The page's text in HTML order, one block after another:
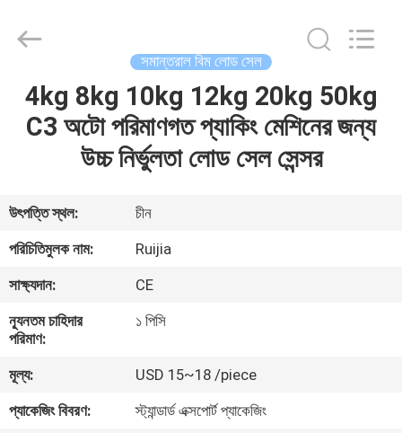
বাড়ি
ভিডিও
সম্পর্কে
ভ্রমণ
Instruments
Reserved.
সমান্তরাল বিম লোড সেল
4kg 8kg 10kg 12kg 20kg 50kg
C3 অটো পরিমাণগত প্যাকিং মেশিনের জন্য
উচ্চ নির্ভুলতা লোড সেল সেন্সর
উৎপত্তি স্থল:
চীন
পরিচিতিমুলক নাম:
Ruijia
সাক্ষ্যদান:
CE
ন্যূনতম চাহিদার
পরিমাণ:
১ পিসি
মূল্য:
USD 15~18 /piece
প্যাকেজিং বিবরণ:
স্ট্যান্ডার্ড এক্সপোর্ট প্যাকেজিং